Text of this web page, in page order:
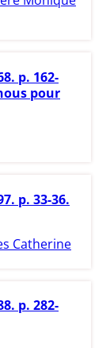
p. 162-
pour
p. 33-36.
Catherine
p. 282-